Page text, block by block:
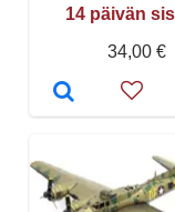
14 päivän
34,00 €